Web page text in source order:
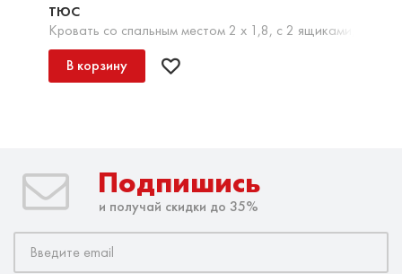
ТЮС
Кровать со спальным местом 2 х 1,8, с 2 ящиками, ЛДСП
В корзину
Подпишись
и получай скидки до 35%